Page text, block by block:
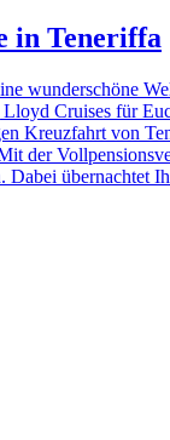
in Teneriffa
wunderschöne
Cruises für
Kreuzfahrt von
der
Dabei übernachtet